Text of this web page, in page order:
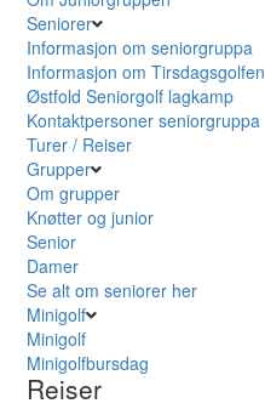
Seniorer
Informasjon om seniorgruppa
Informasjon om Tirsdagsgolfen
Østfold Seniorgolf lagkamp
Kontaktpersoner seniorgruppa
Turer / Reiser
Grupper
Om grupper
Knøtter og junior
Senior
Damer
Se alt om seniorer her
Minigolf
Minigolf
Minigolfbursdag
Reiser